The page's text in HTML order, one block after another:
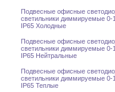
Подвесные офисные
светильники диммируемые 0-
IP65 Холодные
Подвесные офисные
светильники диммируемые 0-
IP65 Нейтральные
Подвесные офисные
светильники диммируемые 0-
IP65 Теплые